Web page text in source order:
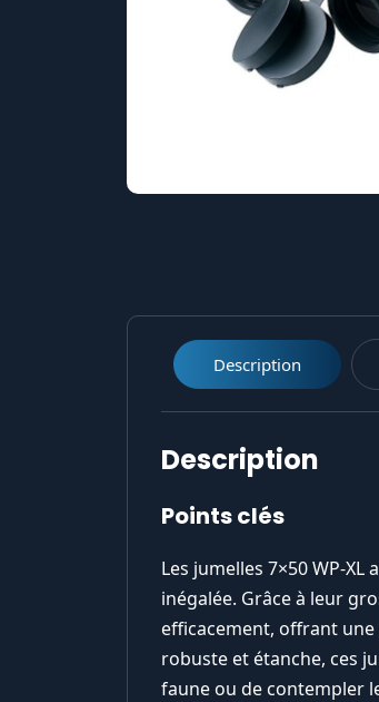
Description
Description
Points clés
Les jumelles 7×50 WP-
inégalée. Grâce à leur
efficacement, offrant
robuste et étanche, ces
faune ou de contempler